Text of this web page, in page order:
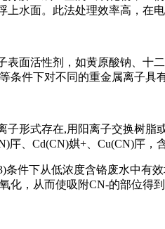
上水面。此法处理效率高，在
活性剂，如黄原酸钠、十二
条件下对不同的重金属离子
式存在,用阳离子交换树脂或
厈、Cd(CN)娸+、Cu(CN)厈，
下从低浓度含铬废水中有效
化，从而使吸附CN-的部位得到